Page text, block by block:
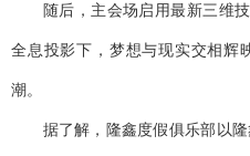
随后，主会场启用最新三维技
全息投影下，梦想与现实交相辉
潮。
据了解，隆鑫度假俱乐部以隆